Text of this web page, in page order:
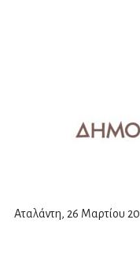
Μαρτίου